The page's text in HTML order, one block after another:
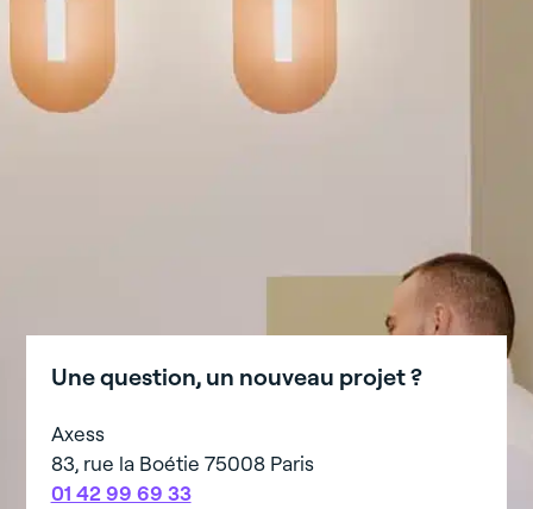
Une question, un nouveau projet ?
Axess
83, rue la Boétie 75008 Paris
01 42 99 69 33